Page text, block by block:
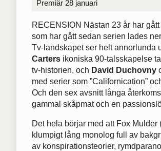
Premiär 28 januari
RECENSION Nästan 23 år har
som har gått sedan serien lades
Tv-landskapet ser helt annorlunda
Carters ikoniska 90-talsskapelse
tv-historien, och David Duchovny
med serier som ”Californication”
Och den sex avsnitt långa
gammal skåpmat och en
Det hela börjar med att Fox
klumpigt lång monolog full av
av konspirationsteorier,